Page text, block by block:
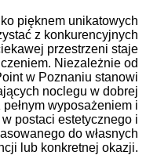
pięknem unikatowych
z konkurencyjnych
przestrzeni staje
Niezależnie od
w Poznaniu stanowi
noclegu w dobrej
wyposażeniem i
postaci estetycznego i
do własnych
lub konkretnej okazji.